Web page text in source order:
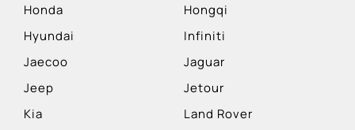
Honda
Hongqi
Hyundai
Infiniti
Jaecoo
Jaguar
Jeep
Jetour
Kia
Land Rover